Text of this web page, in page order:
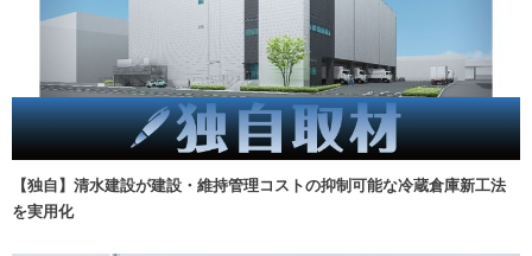
【独自】清水建設が建設・維持管理コストの抑制可能な冷蔵倉庫新工法
を実用化